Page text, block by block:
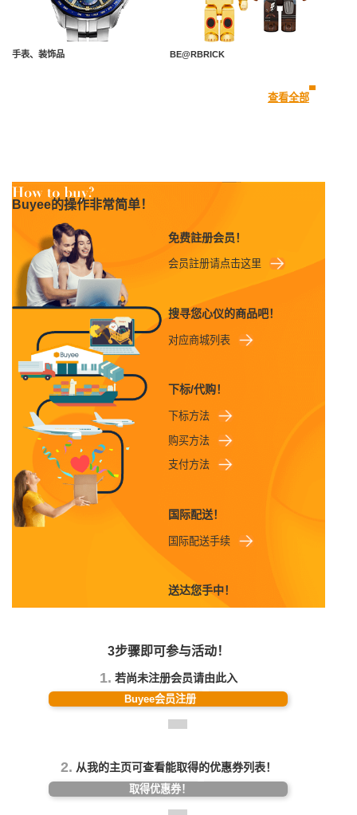
手表、装饰品 BE@RBRICK
查看全部
Buyee的操作非常简单！
免费註册会员！
会员註册请点击这里
搜寻您心仪的商品吧！
对应商城列表
下标/代购！
下标方法
购买方法
支付方法
国际配送！
国际配送手续
送达您手中！
3步骤即可参与活动！
1. 若尚未注册会员请由此入
Buyee会员注册
2. 从我的主页可查看能取得的优惠券列表！
取得优惠券！